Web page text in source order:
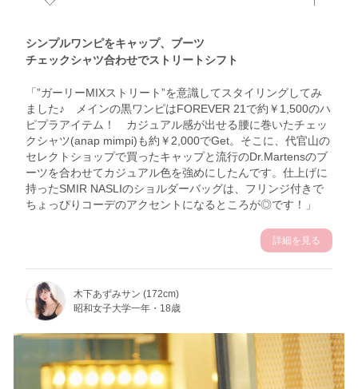
シンプルワンピをキャップ、ブーツ
チェックシャツ合わせでストリートシフト
「”ガーリーMIXストリート”を意識してスタイリングしてみ
ました♪ メインの黒ワンピはFOREVER 21で約￥1,500のハ
ピプラアイテム！ カジュアル感が出せる腰に巻いたチェッ
クシャツ(anap mimpi)も約￥2,000でGet。そこに、代官山の
セレクトショップで買ったキャップと流行のDr.Martensのブ
ーツを合わせてカジュアル色を強めにしたんです。仕上げに
持ったSMIR NASLIのショルダーバッグは、フリンジ付きで
ちょっぴりコーデのアクセントになるところが◎です！」
詳細を見る
木下あずみサン (172cm)
昭和女子大学一年・18歳